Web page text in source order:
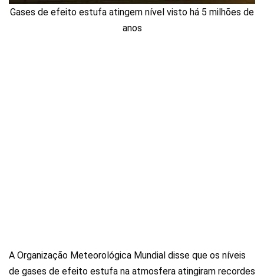
Gases de efeito estufa atingem nível visto há 5 milhões de
anos
A Organização Meteorológica Mundial disse que os níveis
de gases de efeito estufa na atmosfera atingiram recordes